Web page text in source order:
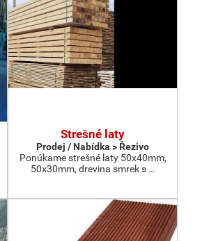
Strešné laty
Prodej / Nabídka > Řezivo
Ponúkame strešné laty 50x40mm,
50x30mm, drevina smrek s …